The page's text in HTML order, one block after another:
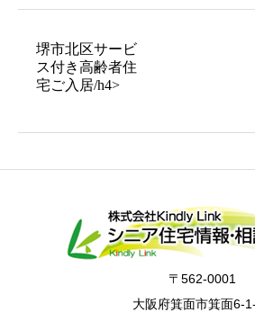
堺市北区サービ
ス付き高齢者住
宅ご入居/h4>
〒562-0001
大阪府箕面市箕面6-